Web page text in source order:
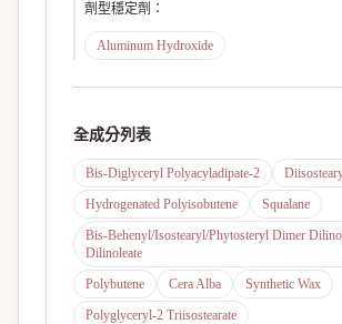
劑型穩定劑 ：
Aluminum Hydroxide
全成分列表
Bis-Diglyceryl Polyacyladipate-2
Hydrogenated Polyisobutene
Squalane
Bis-Behenyl/Isostearyl/Phytosteryl Dimer
Dilinoleate
Polybutene
Cera Alba
Synthetic Wax
Polyglyceryl-2 Triisostearate